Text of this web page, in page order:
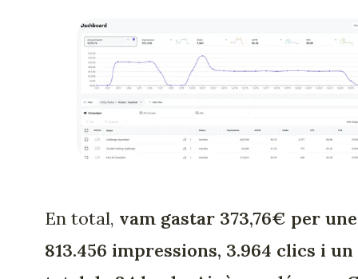
En total, vam gastar 373,76€ per
813.456 impressions, 3.964 clics i un